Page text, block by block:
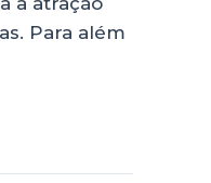
Para além